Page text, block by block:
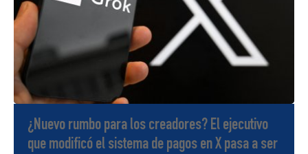
¿Nuevo rumbo para los creadores? El ejecutivo
que modificó el sistema de pagos en X pasa a ser